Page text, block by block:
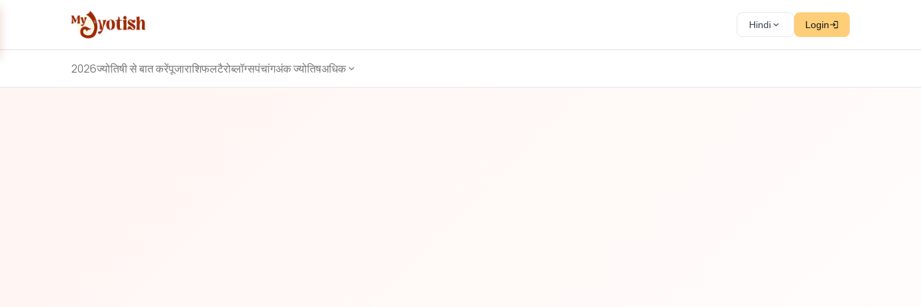
Hindi Login
2026ज्योतिषी से बात करेंपूजाराशिफलटैरोब्लॉग्सपंचांगअंक ज्योतिषअधिक